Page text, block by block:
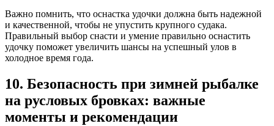
Важно помнить, что оснастка удочки должна быть надежной
и качественной, чтобы не упустить крупного судака.
Правильный выбор снасти и умение правильно оснастить
удочку поможет увеличить шансы на успешный улов в
холодное время года.
10. Безопасность при зимней рыбалке
на русловых бровках: важные
моменты и рекомендации